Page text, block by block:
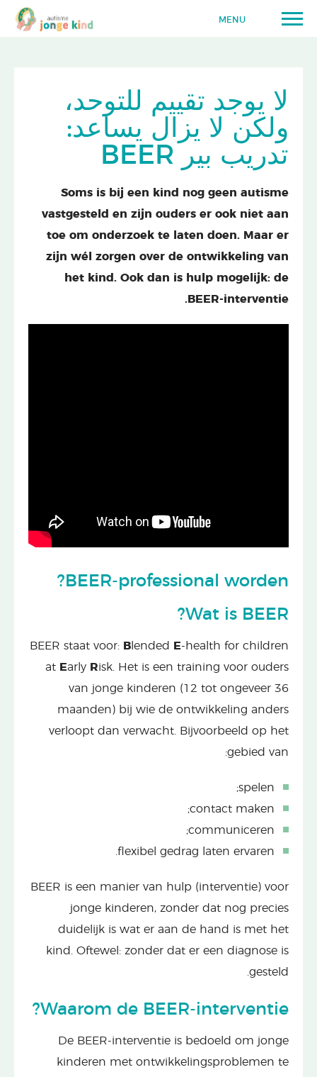
MENU
لا يوجد تقييم للتوحد،
ولكن لا يزال يساعد:
تدريب بير BEER
Soms is bij een kind nog geen autisme
vastgesteld en zijn ouders er ook niet aan
toe om onderzoek te laten doen. Maar er
zijn wél zorgen over de ontwikkeling van
het kind. Ook dan is hulp mogelijk: de
BEER-interventie.
BEER-professional worden?
Wat is BEER?
BEER staat voor: B lended E-health for children
at Early Risk. Het is een training voor ouders
van jonge kinderen (12 tot ongeveer 36
maanden) bij wie de ontwikkeling anders
verloopt dan verwacht. Bijvoorbeeld op het
gebied van:
spelen;
contact maken;
communiceren;
flexibel gedrag laten ervaren.
BEER is een manier van hulp (interventie) voor
jonge kinderen, zonder dat nog precies
duidelijk is wat er aan de hand is met het
kind. Oftewel: zonder dat er een diagnose is
gesteld.
Waarom de BEER-interventie?
De BEER-interventie is bedoeld om jonge
kinderen met ontwikkelingsproblemen te